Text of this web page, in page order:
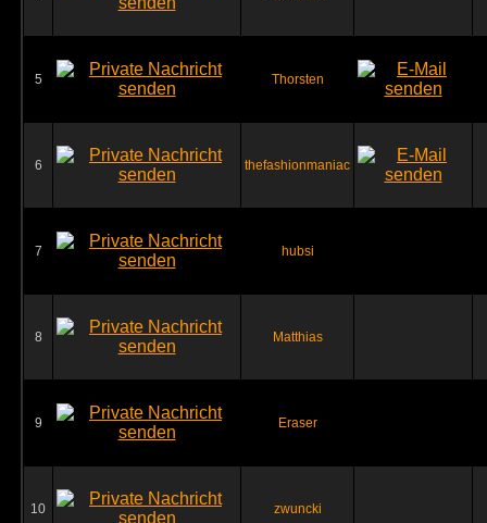
5 Thorsten
6 thefashionmaniac
7 hubsi
8 Matthias
9 Eraser
10 zwuncki